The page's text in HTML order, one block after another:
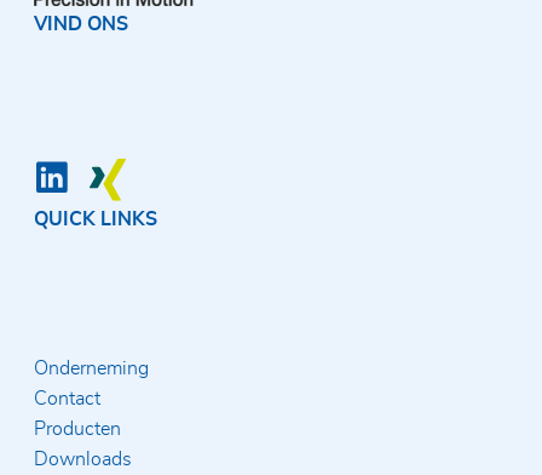
VIND ONS
QUICK LINKS
Onderneming
Contact
Producten
Downloads